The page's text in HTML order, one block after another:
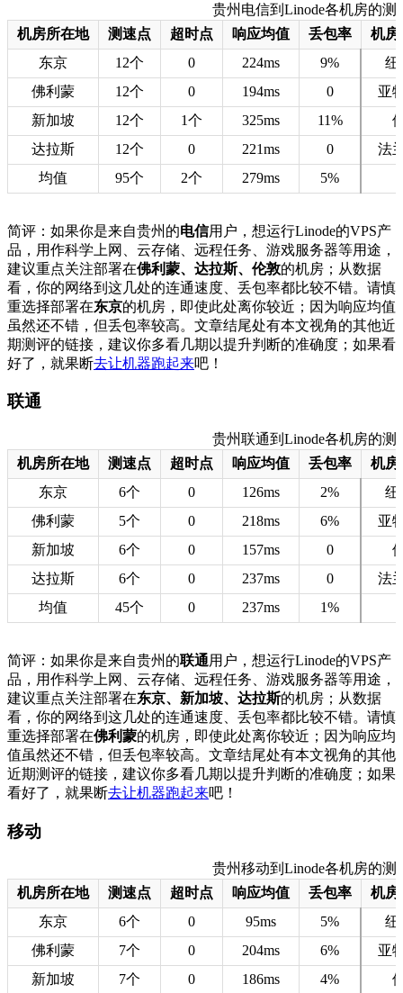
贵州电信到Linode各机房的测
机房所在地
测速点 超时点 响应均值 丢包率
机房
东京
12个 0 224ms 9%
纽
佛利蒙
12个 0 194ms 0
亚
新加坡
12个 1个 325ms 11%
达拉斯
12个 0 221ms 0
法
均值
95个 2个 279ms 5%
简评：如果你是来自贵州的电信用户，想运行Linode的VPS产
品，用作科学上网、云存储、远程任务、游戏服务器等用途，
建议重点关注部署在佛利蒙、达拉斯、伦敦的机房；从数据
看，你的网络到这几处的连通速度、丢包率都比较不错。请慎
重选择部署在东京的机房，即使此处离你较近；因为响应均值
虽然还不错，但丢包率较高。文章结尾处有本文视角的其他近
期测评的链接，建议你多看几期以提升判断的准确度；如果看
好了，就果断去让机器跑起来吧！
联通
贵州联通到Linode各机房的测
机房所在地
测速点 超时点 响应均值 丢包率
机房
东京
6个 0 126ms 2%
纽
佛利蒙
5个 0 218ms 6%
亚
新加坡
6个 0 157ms 0
达拉斯
6个 0 237ms 0
法
均值
45个 0 237ms 1%
简评：如果你是来自贵州的联通用户，想运行Linode的VPS产
品，用作科学上网、云存储、远程任务、游戏服务器等用途，
建议重点关注部署在东京、新加坡、达拉斯的机房；从数据
看，你的网络到这几处的连通速度、丢包率都比较不错。请慎
重选择部署在佛利蒙的机房，即使此处离你较近；因为响应均
值虽然还不错，但丢包率较高。文章结尾处有本文视角的其他
近期测评的链接，建议你多看几期以提升判断的准确度；如果
看好了，就果断去让机器跑起来吧！
移动
贵州移动到Linode各机房的测
机房所在地
测速点 超时点 响应均值 丢包率
机房
东京
6个 0 95ms 5%
纽
佛利蒙
7个 0 204ms 6%
亚
新加坡
7个 0 186ms 4%